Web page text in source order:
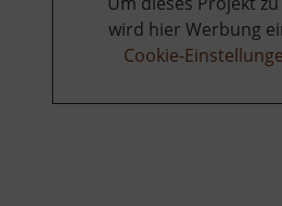
wird hier Werbung
Cookie-